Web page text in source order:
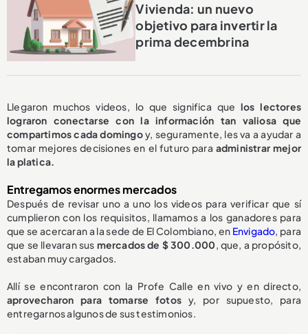
Vivienda: un nuevo
objetivo para invertir la
prima decembrina
Llegaron muchos videos, lo que significa que los lectores
lograron conectarse con la información tan valiosa que
compartimos cada domingoy, seguramente, les va a ayudar a
tomar mejores decisiones en el futuro para administrar mejor
la platica.
Entregamos enormes mercados
Después de revisar uno a uno los videos para verificar que sí
cumplieron con los requisitos, llamamos a los ganadores para
que se acercaran a la sede de El Colombiano, en Envigado, para
que se llevaran sus mercados de $ 300.000, que, a propósito,
estaban muy cargados.
Allí se encontraron con la Profe Calle en vivo y en directo,
aprovecharon para tomarse fotos y, por supuesto, para
entregarnos algunos de sus testimonios.